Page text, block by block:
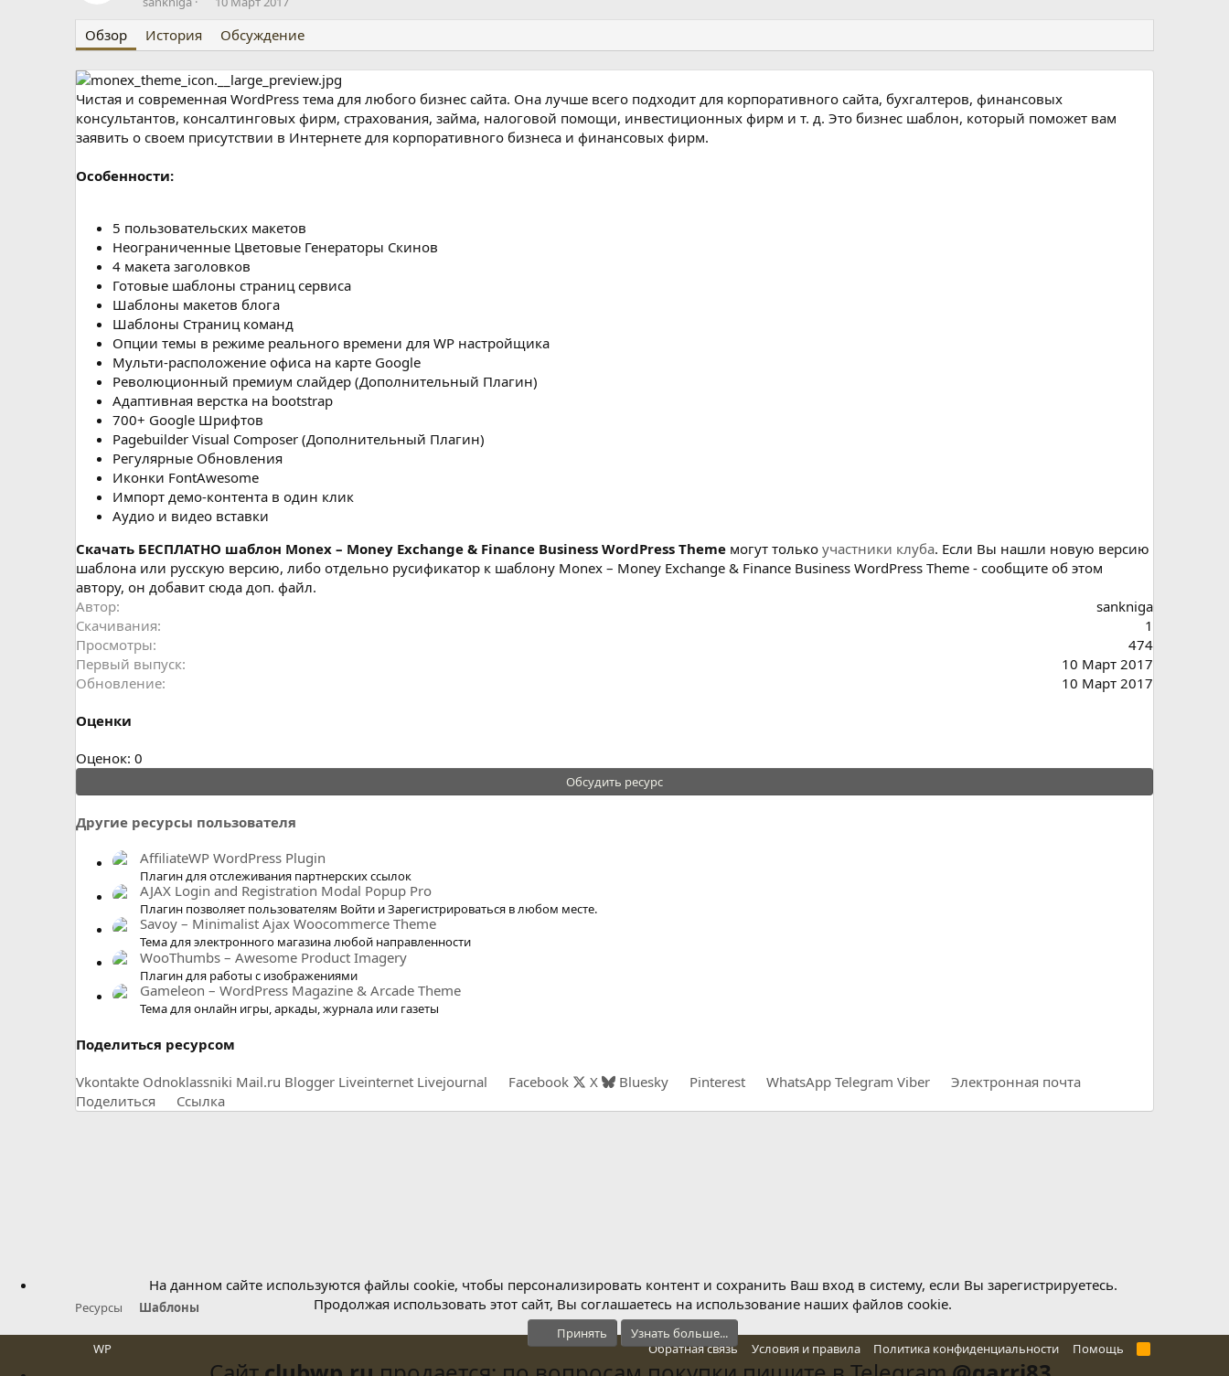
т
о
р
а
с
о
з
д
а
н
Обзор История Обсуждение
Чистая и современная WordPress тема для любого бизнес сайта. Она лучше всего подходит для корпоративного сайта, бухгалтеров, финансовых
консультантов, консалтинговых фирм, страхования, займа, налоговой помощи, инвестиционных фирм и т. д. Это бизнес шаблон, который поможет вам
заявить о своем присутствии в Интернете для корпоративного бизнеса и финансовых фирм.
Особенности:
5 пользовательских макетов
Неограниченные Цветовые Генераторы Скинов
4 макета заголовков
Готовые шаблоны страниц сервиса
Шаблоны макетов блога
Шаблоны Страниц команд
Опции темы в режиме реального времени для WP настройщика
Мульти-расположение офиса на карте Google
Революционный премиум слайдер (Дополнительный Плагин)
Адаптивная верстка на bootstrap
700+ Google Шрифтов
Pagebuilder Visual Composer (Дополнительный Плагин)
Регулярные Обновления
Иконки FontAwesome
Импорт демо-контента в один клик
Аудио и видео вставки
Cкачать БЕСПЛАТНО шаблон Monex – Money Exchange & Finance Business WordPress Theme могут только участники клуба. Если Вы нашли новую версию
шаблона или русскую версию, либо отдельно русификатор к шаблону Monex – Money Exchange & Finance Business WordPress Theme - сообщите об этом
автору, он добавит сюда доп. файл.
Автор
sankniga
Скачивания
1
Просмотры
474
Первый выпуск
10 Март 2017
Обновление
10 Март 2017
Оценки
0
.
0
0
з
Оценок: 0
Обсудить ресурс
Другие ресурсы пользователя
AffiliateWP WordPress Plugin
Плагин для отслеживания партнерских ссылок
AJAX Login and Registration Modal Popup Pro
Плагин позволяет пользователям Войти и Зарегистрироваться в любом месте.
Savoy – Minimalist Ajax Woocommerce Theme
Тема для электронного магазина любой направленности
WooThumbs – Awesome Product Imagery
Плагин для работы с изображениями
Gameleon – WordPress Magazine & Arcade Theme
Тема для онлайн игры, аркады, журнала или газеты
Поделиться ресурсом
Vkontakte Odnoklassniki Mail.ru Blogger Liveinternet Livejournal Facebook X Bluesky Pinterest WhatsApp Telegram Viber
Электронная почта
Поделиться
Ссылка
Ресурсы Шаблоны
WP Обратная связь Условия и правила Политика конфиденциальности Помощь
R
На данном сайте используются файлы cookie, чтобы персонализировать контент и сохранить Ваш вход в систему, если Вы зарегистрируетесь.
Продолжая использовать этот сайт, Вы соглашаетесь на использование наших файлов cookie.
Принять Узнать больше...